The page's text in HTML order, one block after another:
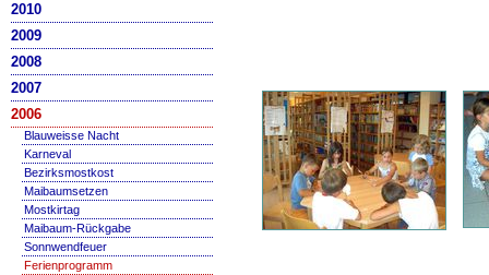
2010
2009
2008
2007
2006
Blauweisse Nacht
Karneval
Bezirksmostkost
Maibaumsetzen
Mostkirtag
Maibaum-Rückgabe
Sonnwendfeuer
Ferienprogramm